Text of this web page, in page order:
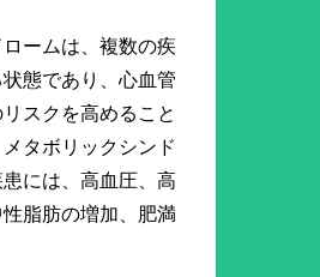
ームは、複数の疾
態であり、心血管
スクを高めること
タボリックシンド
には、高血圧、高
脂肪の増加、肥満